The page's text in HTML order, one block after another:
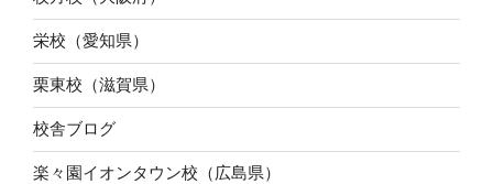
栄校（愛知県）
栗東校（滋賀県）
校舎ブログ
楽々園イオンタウン校（広島県）